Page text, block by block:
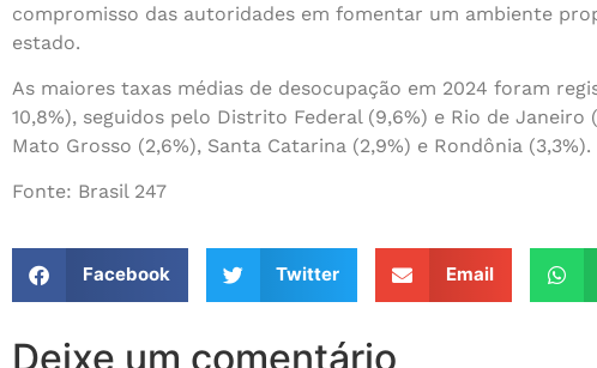
compromisso das autoridades em fomentar um ambiente
estado.
As maiores taxas médias de desocupação em 2024 foram
10,8%), seguidos pelo Distrito Federal (9,6%) e Rio de
Mato Grosso (2,6%), Santa Catarina (2,9%) e Rondônia (3,3%).
Fonte: Brasil 247
Facebook Twitter Email
Deixe um comentário